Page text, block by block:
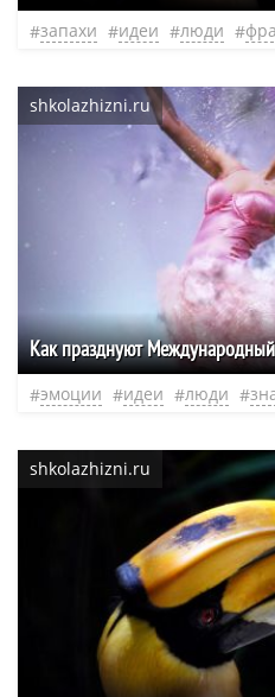
запахи идеи люди
shkolazhizni.ru
Как празднуют
эмоции идеи люди
shkolazhizni.ru